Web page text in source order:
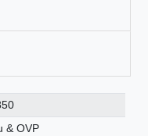
& OVP